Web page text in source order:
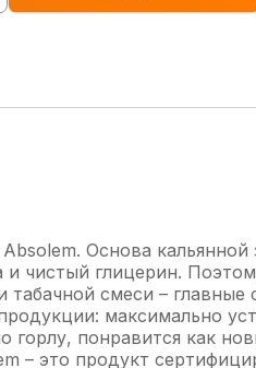
Жаростойкость
Основа кальянной
чистый глицерин.
смеси –
максимально
понравится как
– это продукт